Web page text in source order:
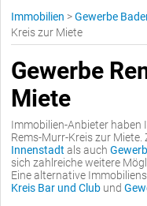
Immobilien >Gewerbe
Kreis zur Miete
Gewerbe
Miete
Immobilien-Anbieter haben
Rems-Murr-Kreis zur Miete.
Innenstadt als auch
sich zahlreiche weitere
Eine alternative
Kreis Bar und Club und